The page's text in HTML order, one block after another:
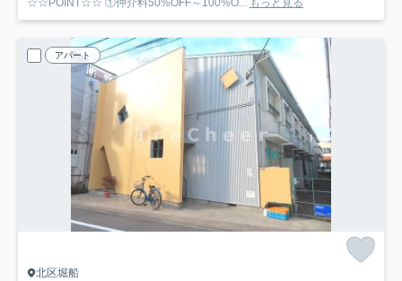
☆☆POINT☆☆ ①仲介料50%OFF～100%O... もっと見る
アパート
北区堀船